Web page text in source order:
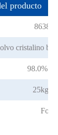
producto
cristalino
98.0% -
25kg/